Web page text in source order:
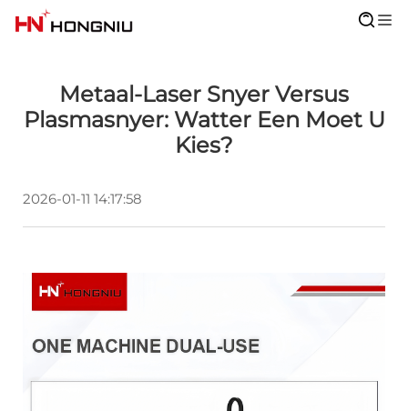
Metaal-Laser Snyer Versus
Plasmasnyer: Watter Een Moet U
Kies?
2026-01-11 14:17:58